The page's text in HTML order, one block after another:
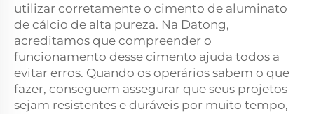
utilizar corretamente o cimento de aluminato
de cálcio de alta pureza. Na Datong,
acreditamos que compreender o
funcionamento desse cimento ajuda todos a
evitar erros. Quando os operários sabem o que
fazer, conseguem assegurar que seus projetos
sejam resistentes e duráveis por muito tempo,